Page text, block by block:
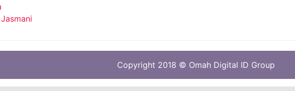
Copyright 2018 © Omah Digital ID Group